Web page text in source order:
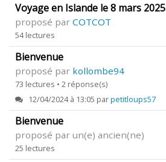
Voyage en Islande le 8 mars 2025
proposé par COTCOT
54 lectures
Bienvenue
proposé par kollombe94
73 lectures • 2 réponse(s)
12/04/2024 à 13:05 parpetitloups57
Bienvenue
proposé par un(e) ancien(ne)
25 lectures